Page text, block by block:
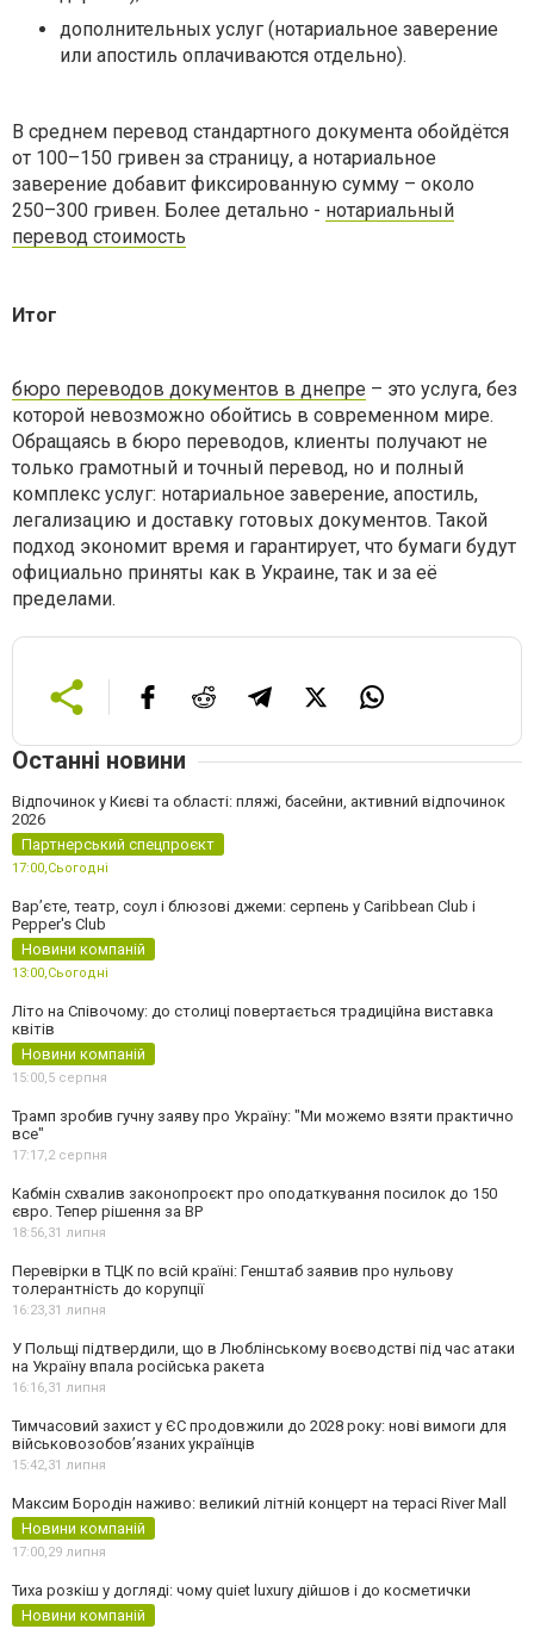
дополнительных услуг (нотариальное заверение
или апостиль оплачиваются отдельно).
В среднем перевод стандартного документа обойдётся
от 100–150 гривен за страницу, а нотариальное
заверение добавит фиксированную сумму – около
250–300 гривен. Более детально - нотариальный
перевод стоимость
Итог
бюро переводов документов в днепре – это услуга, без
которой невозможно обойтись в современном мире.
Обращаясь в бюро переводов, клиенты получают не
только грамотный и точный перевод, но и полный
комплекс услуг: нотариальное заверение, апостиль,
легализацию и доставку готовых документов. Такой
подход экономит время и гарантирует, что бумаги будут
официально приняты как в Украине, так и за её
пределами.
Останні новини
Відпочинок у Києві та області: пляжі, басейни, активний відпочинок
2026
Партнерський спецпроєкт
17:00,Сьогодні
Вар’єте, театр, соул і блюзові джеми: серпень у Caribbean Club і
Pepper's Club
Новини компаній
13:00,Сьогодні
Літо на Співочому: до столиці повертається традиційна виставка
квітів
Новини компаній
15:00,5 серпня
Трамп зробив гучну заяву про Україну: "Ми можемо взяти практично
все"
17:17,2 серпня
Кабмін схвалив законопроєкт про оподаткування посилок до 150
євро. Тепер рішення за ВР
18:56,31 липня
Перевірки в ТЦК по всій країні: Генштаб заявив про нульову
толерантність до корупції
16:23,31 липня
У Польщі підтвердили, що в Люблінському воєводстві під час атаки
на Україну впала російська ракета
16:16,31 липня
Тимчасовий захист у ЄС продовжили до 2028 року: нові вимоги для
військовозобов’язаних українців
15:42,31 липня
Максим Бородін наживо: великий літній концерт на терасі River Mall
Новини компаній
17:00,29 липня
Тиха розкіш у догляді: чому quiet luxury дійшов і до косметички
Новини компаній